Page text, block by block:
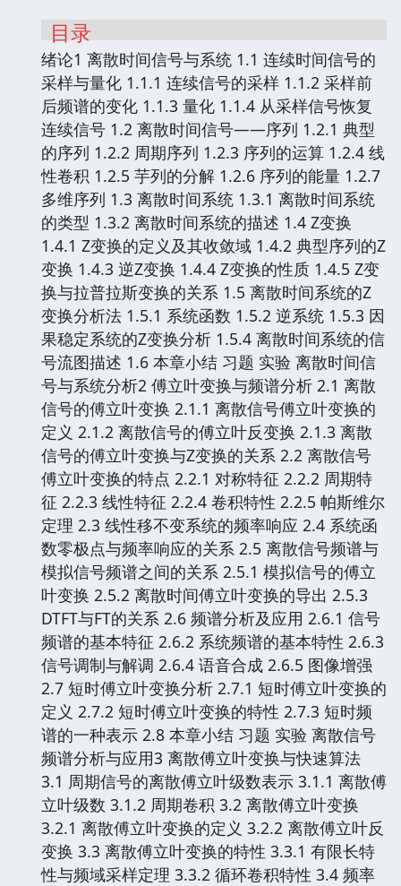
目录
绪论1 离散时间信号与系统 1.1 连续时间信号的
采样与量化 1.1.1 连续信号的采样 1.1.2 采样前
后频谱的变化 1.1.3 量化 1.1.4 从采样信号恢复
连续信号 1.2 离散时间信号——序列 1.2.1 典型
的序列 1.2.2 周期序列 1.2.3 序列的运算 1.2.4 线
性卷积 1.2.5 芋列的分解 1.2.6 序列的能量 1.2.7
多维序列 1.3 离散时间系统 1.3.1 离散时间系统
的类型 1.3.2 离散时间系统的描述 1.4 Z变换
1.4.1 Z变换的定义及其收敛域 1.4.2 典型序列的Z
变换 1.4.3 逆Z变换 1.4.4 Z变换的性质 1.4.5 Z变
换与拉普拉斯变换的关系 1.5 离散时间系统的Z
变换分析法 1.5.1 系统函数 1.5.2 逆系统 1.5.3 因
果稳定系统的Z变换分析 1.5.4 离散时间系统的信
号流图描述 1.6 本章小结 习题 实验 离散时间信
号与系统分析2 傅立叶变换与频谱分析 2.1 离散
信号的傅立叶变换 2.1.1 离散信号傅立叶变换的
定义 2.1.2 离散信号的傅立叶反变换 2.1.3 离散
信号的傅立叶变换与Z变换的关系 2.2 离散信号
傅立叶变换的特点 2.2.1 对称特征 2.2.2 周期特
征 2.2.3 线性特征 2.2.4 卷积特性 2.2.5 帕斯维尔
定理 2.3 线性移不变系统的频率响应 2.4 系统函
数零极点与频率响应的关系 2.5 离散信号频谱与
模拟信号频谱之间的关系 2.5.1 模拟信号的傅立
叶变换 2.5.2 离散时间傅立叶变换的导出 2.5.3
DTFT与FT的关系 2.6 频谱分析及应用 2.6.1 信号
频谱的基本特征 2.6.2 系统频谱的基本特性 2.6.3
信号调制与解调 2.6.4 语音合成 2.6.5 图像增强
2.7 短时傅立叶变换分析 2.7.1 短时傅立叶变换的
定义 2.7.2 短时傅立叶变换的特性 2.7.3 短时频
谱的一种表示 2.8 本章小结 习题 实验 离散信号
频谱分析与应用3 离散傅立叶变换与快速算法
3.1 周期信号的离散傅立叶级数表示 3.1.1 离散傅
立叶级数 3.1.2 周期卷积 3.2 离散傅立叶变换
3.2.1 离散傅立叶变换的定义 3.2.2 离散傅立叶反
变换 3.3 离散傅立叶变换的特性 3.3.1 有限长特
性与频域采样定理 3.3.2 循环卷积特性 3.4 频率